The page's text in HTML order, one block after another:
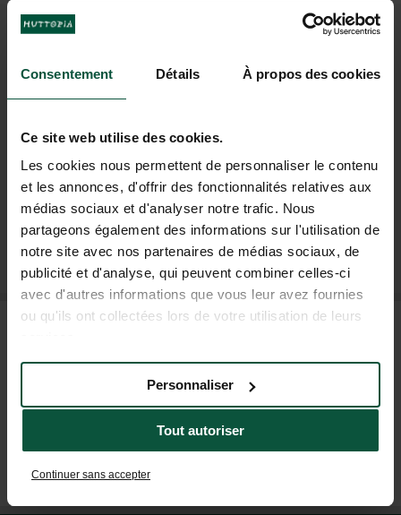
Consentement Détails À propos des cookies
Ce site web utilise des cookies.
Les cookies nous permettent de personnaliser le contenu
et les annonces, d'offrir des fonctionnalités relatives aux
médias sociaux et d'analyser notre trafic. Nous
partageons également des informations sur l'utilisation de
notre site avec nos partenaires de médias sociaux, de
publicité et d'analyse, qui peuvent combiner celles-ci
avec d'autres informations que vous leur avez fournies
ou qu'ils ont collectées lors de votre utilisation de leurs
Tout autoriser
Personnaliser
Continuer sans accepter
UNISCITI ALLA NOSTRA
COMUNITÀ
promozionali di Huttopia!
ISCRIVITI ALLA NOSTRA NEWSLETTER
DOMANDE FREQUENTI
AIUTO E CONTATTI
(LUN–VEN: 9H–19H; SAB: 9H–18H)